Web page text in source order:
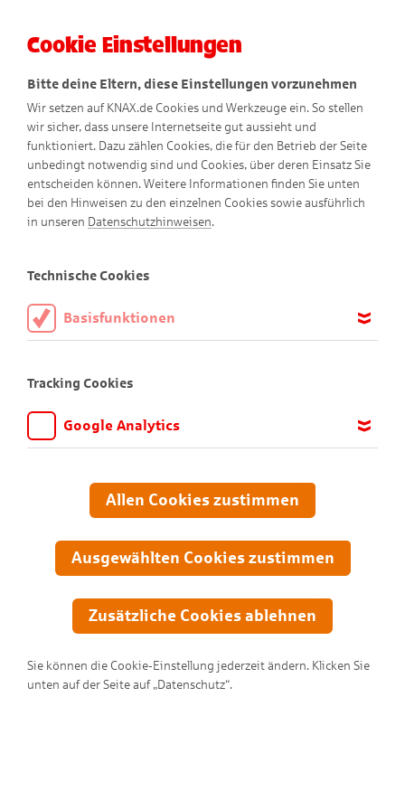
Ein verrückter Geburtstag
Cookie Einstellungen
Bitte deine Eltern, diese Einstellungen vorzunehmen
Wir setzen auf KNAX.de Cookies und Werkzeuge ein. So stellen
wir sicher, dass unsere Internetseite gut aussieht und
funktioniert. Dazu zählen Cookies, die für den Betrieb der Seite
unbedingt notwendig sind und Cookies, über deren Einsatz Sie
entscheiden können. Weitere Informationen finden Sie unten
bei den Hinweisen zu den einzelnen Cookies sowie ausführlich
in unseren Datenschutzhinweisen.
Technische Cookies
Basisfunktionen
aktiviert sein.
Tracking Cookies
Google Analytics
anpassen und verbessern können. Aus diesem Grund nutzen wir
Google Analytics. Dieses Werkzeug erfasst die Seitenaufrufe zu
Übertragung anonymisiert.
Allen Cookies zustimmen
Ausgewählten Cookies zustimmen
Zusätzliche Cookies ablehnen
Sie können die Cookie-Einstellung jederzeit ändern. Klicken Sie
unten auf der Seite auf „Datenschutz“.